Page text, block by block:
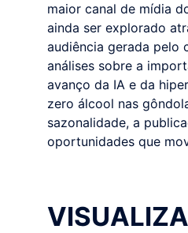
maior canal de mídia
ainda ser explorado
audiência gerada pelo
análises sobre a
avanço da IA e da
zero álcool nas
sazonalidade, a
oportunidades que